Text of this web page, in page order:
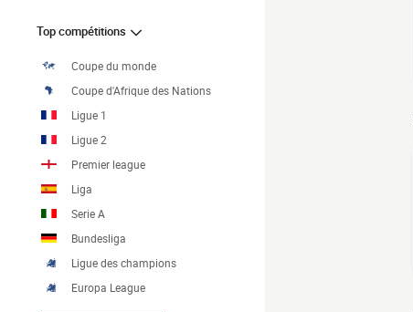
Top compétitions
Coupe du monde
Coupe d'Afrique des Nations
Ligue 1
Ligue 2
Premier league
Liga
Serie A
Bundesliga
Ligue des champions
Europa League